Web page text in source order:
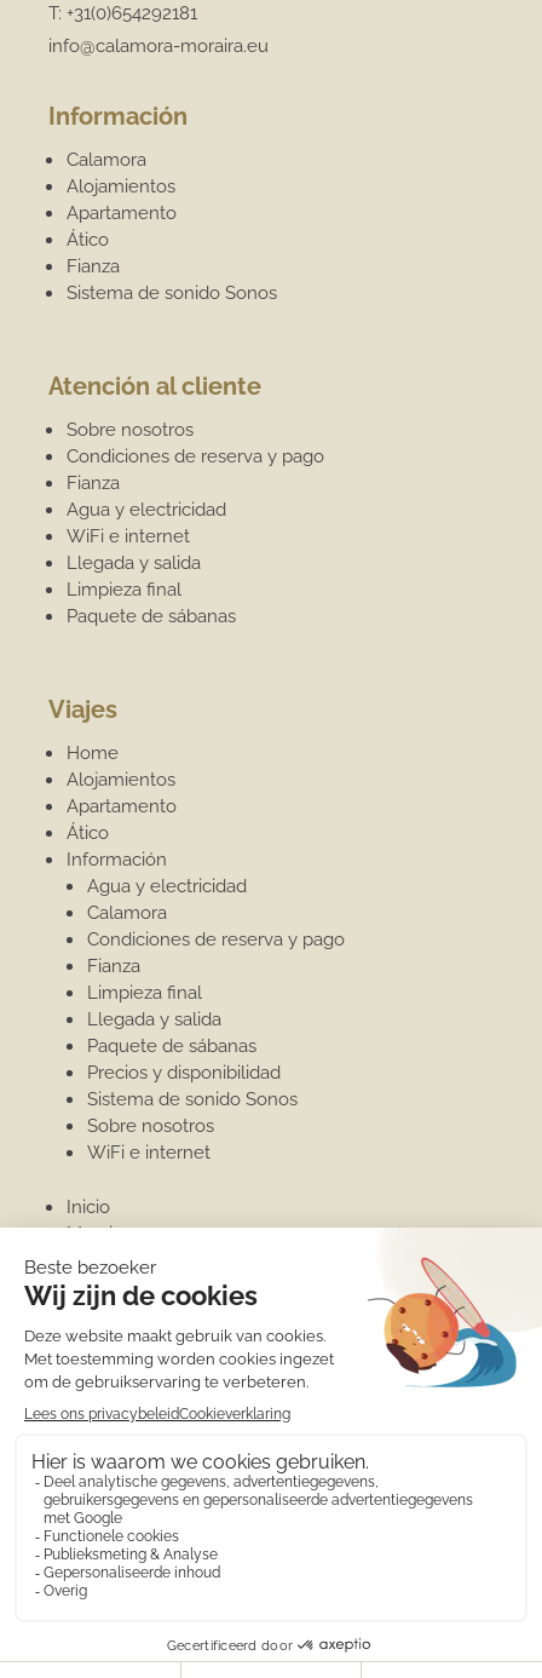
T:+31(0)654292181
info@calamora-moraira.eu
Información
Calamora
Alojamientos
Apartamento
Ático
Fianza
Sistema de sonido Sonos
Atención al cliente
Sobre nosotros
Condiciones de reserva y pago
Fianza
Agua y electricidad
WiFi e internet
Llegada y salida
Limpieza final
Paquete de sábanas
Viajes
Home
Alojamientos
Apartamento
Ático
Información
Agua y electricidad
Calamora
Condiciones de reserva y pago
Fianza
Limpieza final
Llegada y salida
Paquete de sábanas
Precios y disponibilidad
Sistema de sonido Sonos
Sobre nosotros
WiFi e internet
Inicio
Moraira
Invernar en Moraira
Puerto deportivo
Moraira
Moraira
Invernar en Moraira
Puerto deportivo